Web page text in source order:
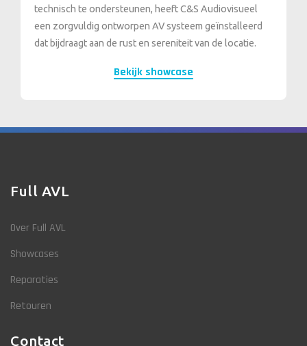
technisch te ondersteunen, heeft C&S Audiovisueel
een zorgvuldig ontworpen AV systeem geïnstalleerd
dat bijdraagt aan de rust en sereniteit van de locatie.
Bekijk showcase
Full AVL
Over Full AVL
Showcases
Reparaties
Retouren
Contact